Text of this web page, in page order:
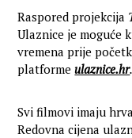
Raspored projekcija
Ulaznice je moguće
vremena prije
platformeulaznice.hr.
Svi filmovi imaju
Redovna cijena